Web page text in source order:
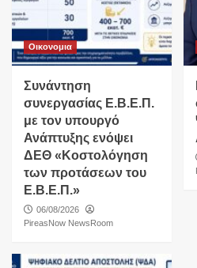
Οικονομια
Συνάντηση
συνεργασίας Ε.Β.Ε.Π.
με τον υπουργό
Ανάπτυξης ενόψει
ΔΕΘ «Κοστολόγηση
των προτάσεων του
Ε.Β.Ε.Π.»
06/08/2026
PireasNow NewsRoom